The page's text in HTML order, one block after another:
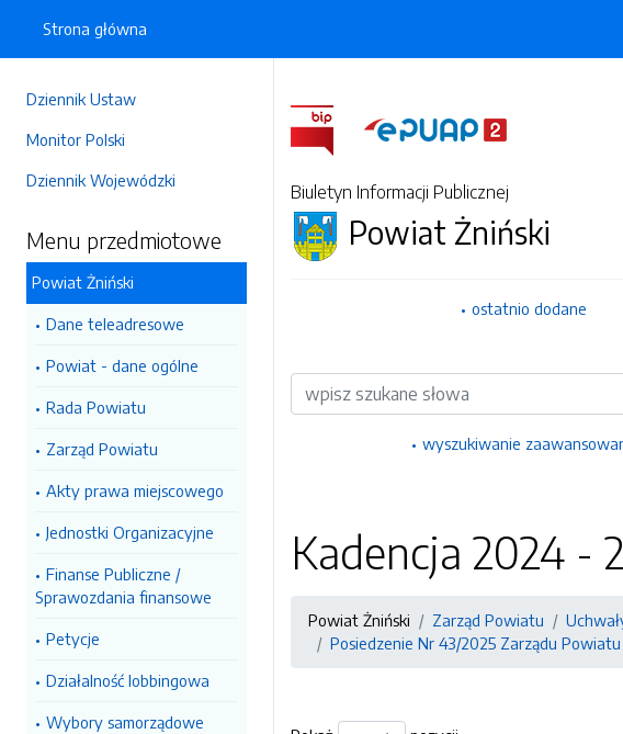
Dziennik Ustaw
Monitor Polski
Dziennik Wojewódzki
Menu przedmiotowe
Powiat Żniński
Dane teleadresowe
Powiat - dane ogólne
Rada Powiatu
Zarząd Powiatu
Akty prawa miejscowego
Jednostki Organizacyjne
Finanse Publiczne /
Sprawozdania finansowe
Petycje
Działalność lobbingowa
Wybory samorządowe
Strona główna
Biuletyn Informacji Publicznej
Powiat Żniński
ostatnio dodane
Wyszukiwarka
wyszukiwanie
Kadencja 2024 -
Powiat Żniński Zarząd Powiatu
Posiedzenie Nr 43/2025 Zarządu